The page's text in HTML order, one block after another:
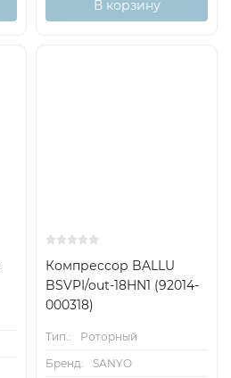
В корзину
Компрессор BALLU
BSVPI/out-18HN1 (92014-
000318)
Тип.:
Роторный
Бренд:
SANYO